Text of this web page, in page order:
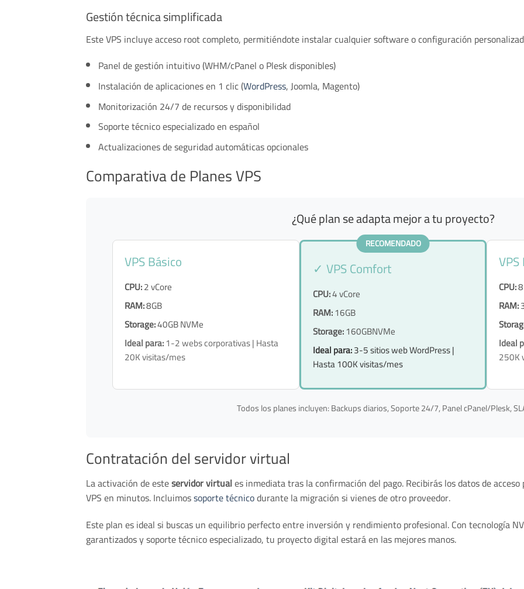
Gestión técnica simplificada
Este VPS incluye acceso root completo, permitiéndote instalar cualquier software o configuración
Panel de gestión intuitivo (WHM/cPanel o Plesk disponibles)
Instalación de aplicaciones en 1 clic (WordPress, Joomla, Magento)
Monitorización 24/7 de recursos y disponibilidad
Soporte técnico especializado en español
Actualizaciones de seguridad automáticas opcionales
Comparativa de Planes VPS
¿Qué plan se adapta mejor a tu proyecto?
VPS Básico
CPU:2 vCore
RAM:8GB
Storage:40GB NVMe
Ideal para:1-2 webs corporativas | Hasta
20K visitas/mes
RECOMENDADO
✓ VPS Comfort
CPU:4 vCore
RAM:16GB
Storage:160GBNVMe
Ideal para:3-5 sitios web WordPress |
Hasta 100K visitas/mes
CPU:
RAM:
Ideal
250K
Todos los planes incluyen: Backups diarios, Soporte 24/7, Panel cPanel/Plesk,
Contratación del servidor virtual
La activación de esteservidor virtuales inmediata tras la confirmación del pago. Recibirás los datos de
VPS en minutos. Incluimossoporte técnicodurante la migración si vienes de otro proveedor.
Este plan es ideal si buscas un equilibrio perfecto entre inversión y rendimiento profesional. Con tecnología
garantizados y soporte técnico especializado, tu proyecto digital estará en las mejores manos.